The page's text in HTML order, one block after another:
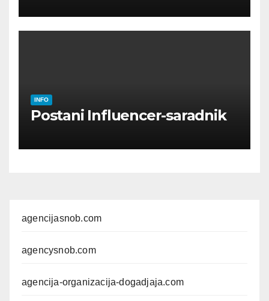
INFO
Postani Influencer-saradnik
agencijasnob.com
agencysnob.com
agencija-organizacija-dogadjaja.com